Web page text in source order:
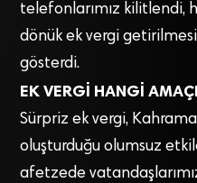
telefonlarımız kilitlendi,
dönük ek vergi
gösterdi.
EK VERGİ HANGİ
Sürpriz ek vergi,
oluşturduğu olumsuz
afetzede